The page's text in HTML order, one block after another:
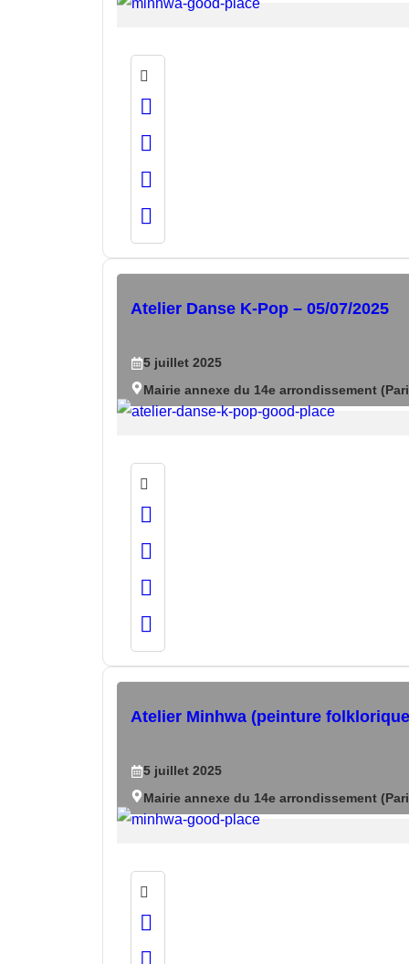
Atelier Danse K-Pop – 05/07/2025
5 juillet 2025
Mairie annexe du 14e arrondissement
Atelier Minhwa (peinture
5 juillet 2025
Mairie annexe du 14e arrondissement